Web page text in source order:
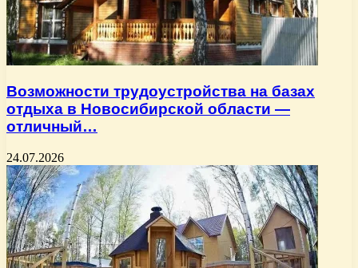
Возможности трудоустройства на базах
отдыха в Новосибирской области —
отличный…
24.07.2026